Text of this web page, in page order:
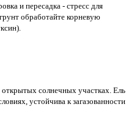
и пересадка - стресс для
обработайте корневую
солнечных участках. Ель
устойчива к загазованности